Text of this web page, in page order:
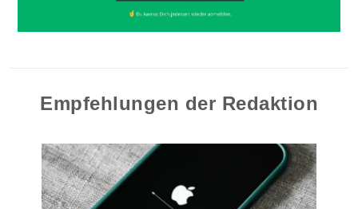
Empfehlungen der Redaktion